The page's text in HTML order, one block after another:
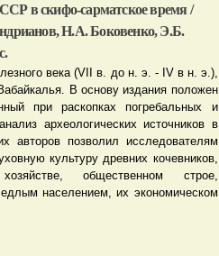
в скифо-сарматское время /
Н.А. Боковенко, Э.Б.
века (VII в. до н. э. - IV в н. э.),
В основу издания положен
при раскопках погребальных и
археологических источников в
авторов позволил исследователям
культуру древних кочевников,
общественном строе,
населением, их экономическом